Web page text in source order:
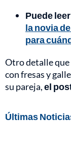
Puede
la novia
para
Otro detalle que
con fresas y
su pareja,el
Últimas